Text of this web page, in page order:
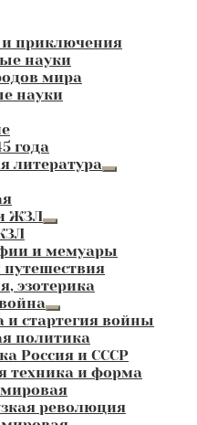
приключения
науки
мира
науки
года
литература
Развернутое
ЖЗЛ
Развернутое
меню
и мемуары
путешествия
эзотерика
Развернутое
вложенное
меню
и стартегия войны
политика
Россия и СССР
техника и форма
революция